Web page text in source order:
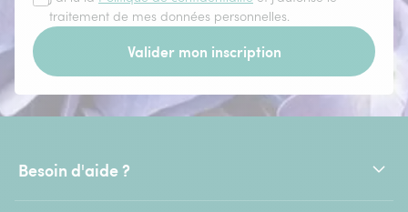
traitement de mes données personnelles.
Valider mon inscription
Besoin d'aide ?